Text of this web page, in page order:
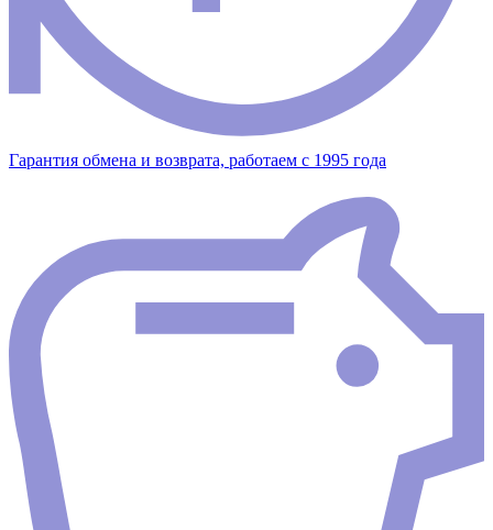
Гарантия обмена и возврата, работаем с 1995 года